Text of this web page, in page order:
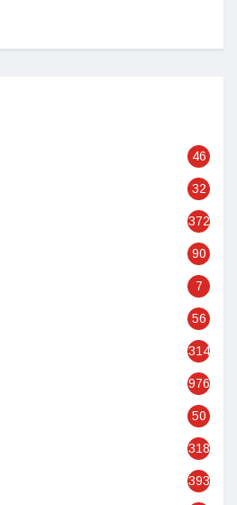
46
32
372
90
7
56
314
976
50
318
393